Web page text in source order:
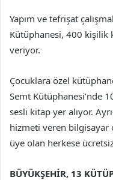
Yapım ve tefrişat
Kütüphanesi, 400 kişilik
veriyor.
Çocuklara özel
Semt Kütüphanesi’nde
sesli kitap yer alıyor.
hizmeti veren bilgisayar
üye olan herkese
BÜYÜKŞEHİR, 13